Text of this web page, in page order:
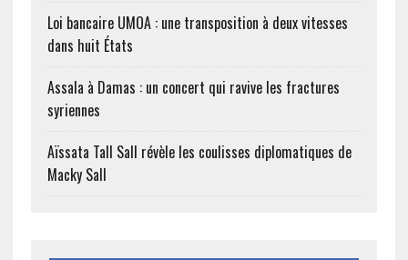
Loi bancaire UMOA : une transposition à deux vitesses
dans huit États
Assala à Damas : un concert qui ravive les fractures
syriennes
Aïssata Tall Sall révèle les coulisses diplomatiques de
Macky Sall